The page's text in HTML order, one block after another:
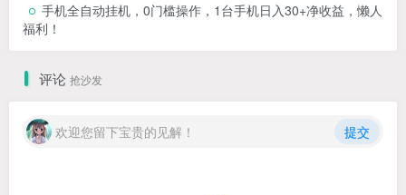
手机全自动挂机，0门槛操作，1台手机日入30+净收益，懒人
福利！
评论 抢沙发
欢迎您留下宝贵的见解！ 提交